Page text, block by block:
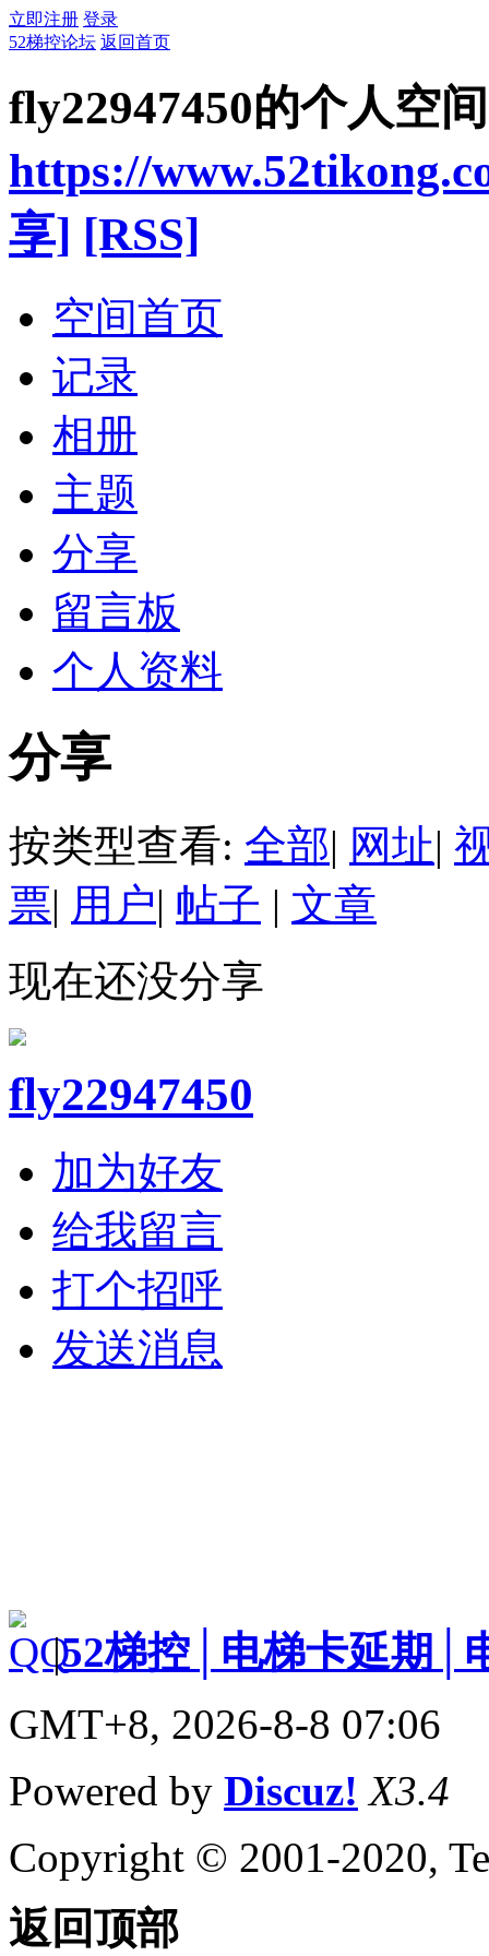
立即注册 登录
52梯控论坛 返回首页
fly22947450的个人空间
https://
享] [RSS]
空间首页
记录
相册
主题
分享
留言板
个人资料
分享
按类型查看: 全部| 网址|
票| 用户| 帖子 | 文章
现在还没分享
fly22947450
加为好友
给我留言
打个招呼
发送消息
|52梯控│电梯卡延期│
GMT+8, 2026-8-8 07:06
Powered by Discuz! X3.4
Copyright © 2001-2020,
返回顶部